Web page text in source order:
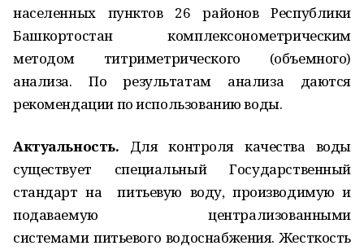
населенных пунктов 26 районов Республики
Башкортостан комплексонометрическим
методом титриметрического (объемного)
анализа. По результатам анализа даются
рекомендации по использованию воды.
Актуальность. Для контроля качества воды
существует специальный Государственный
стандарт на питьевую воду, производимую и
подаваемую централизованными
системами питьевого водоснабжения. Жесткость